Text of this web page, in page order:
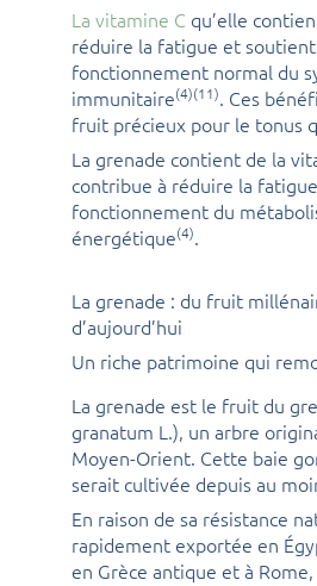
La vitamine C qu’elle
réduire la fatigue et
fonctionnement normal du
immunitaire(4)(11). Ces
fruit précieux pour le tonus
La grenade contient de la
contribue à réduire la
fonctionnement du
énergétique(4).
La grenade : du fruit
d’aujourd’hui
Un riche patrimoine qui
La grenade est le fruit du
granatum L.), un arbre
Moyen-Orient. Cette baie
serait cultivée depuis au
En raison de sa résistance
rapidement exportée en
en Grèce antique et à